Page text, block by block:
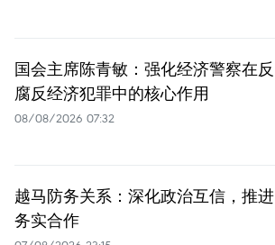
国会主席陈青敏：强化经济警察在反
腐反经济犯罪中的核心作用
08/08/2026 07:32
越马防务关系：深化政治互信，推进
务实合作